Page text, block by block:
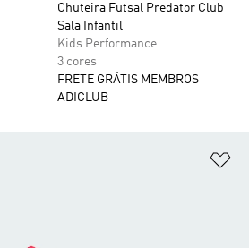
Chuteira Futsal Predator Club
Sala Infantil
Kids Performance
3 cores
FRETE GRÁTIS MEMBROS
ADICLUB